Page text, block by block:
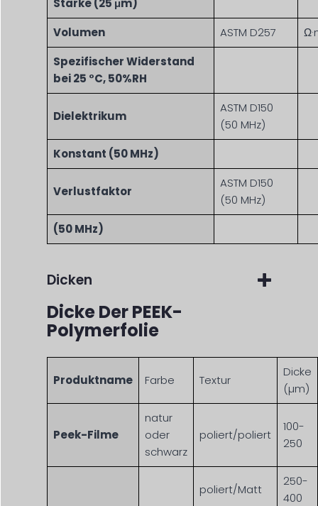
Stärke (25 μm)
Volumen
ASTM D257
Spezifischer Widerstand
bei 25 °C, 50%RH
Dielektrikum
ASTM D150
(50 MHz)
Konstant (50 MHz)
Verlustfaktor
ASTM D150
(50 MHz)
(50 MHz)
Dicken
Dicke Der PEEK-
Polymerfolie
Produktname Farbe Textur
Dicke
(µm)
Peek-Filme
natur
oder
schwarz
poliert/poliert
100-
250
poliert/Matt
250-
400